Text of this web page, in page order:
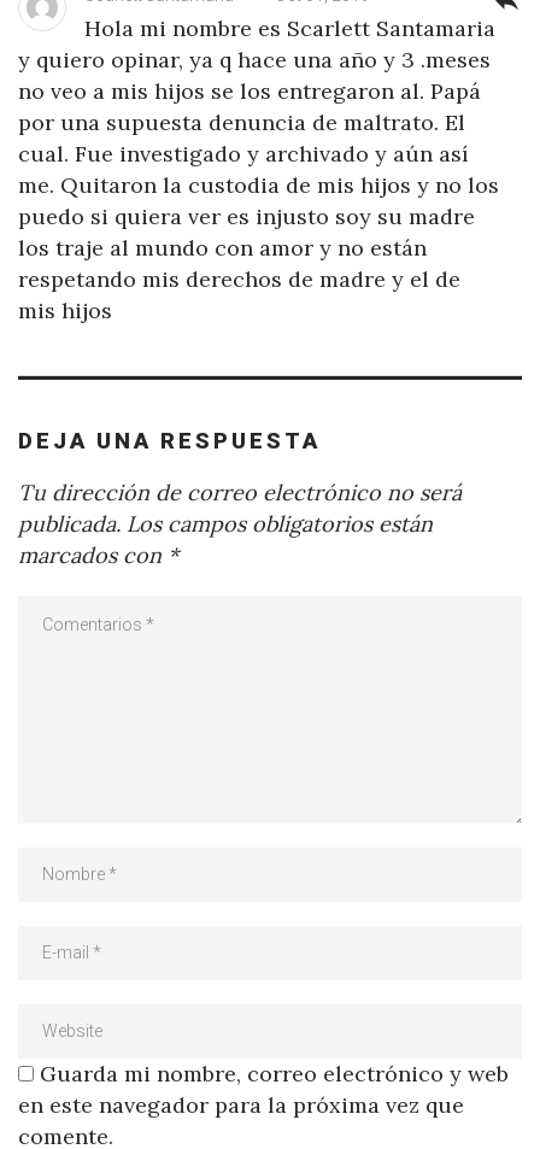
Hola mi nombre es Scarlett Santamaria
y quiero opinar, ya q hace una año y 3 .meses
no veo a mis hijos se los entregaron al. Papá
por una supuesta denuncia de maltrato. El
cual. Fue investigado y archivado y aún así
me. Quitaron la custodia de mis hijos y no los
puedo si quiera ver es injusto soy su madre
los traje al mundo con amor y no están
respetando mis derechos de madre y el de
mis hijos
DEJA UNA RESPUESTA
Tu dirección de correo electrónico no será
publicada. Los campos obligatorios están
marcados con *
Guarda mi nombre, correo electrónico y web
en este navegador para la próxima vez que
comente.